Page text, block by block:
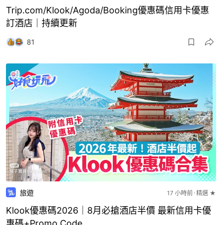
Trip.com/Klook/Agoda/Booking優惠碼信用卡優惠
訂酒店｜持續更新
81
旅遊 17 小時前 精選 ★
Klook優惠碼2026｜8月必搶酒店半價 最新信用卡優